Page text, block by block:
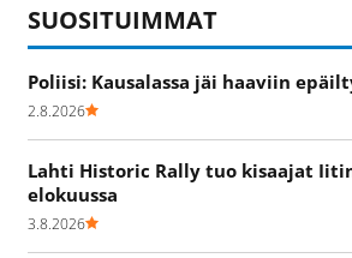
SUOSITUIMMAT
Poliisi: Kausalassa jäi haaviin
2.8.2026
Lahti Historic Rally tuo kisaajat
elokuussa
3.8.2026